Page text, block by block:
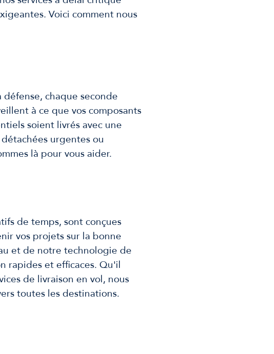
Voici comment nous
chaque seconde
à ce que vos composants
soient livrés avec une
urgentes ou
là pour vous aider.
de temps, sont conçues
vos projets sur la bonne
et de notre technologie de
rapides et efficaces. Qu'il
de livraison en vol, nous
toutes les destinations.